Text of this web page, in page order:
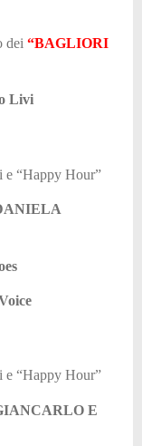
dei “BAGLIORI
Livi
e “Happy Hour”
e “Happy Hour”
E